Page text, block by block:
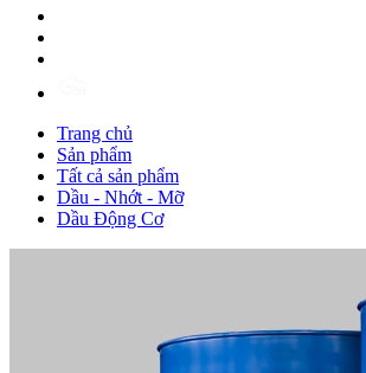
Trang chủ
Sản phẩm
Tất cả sản phẩm
Dầu - Nhớt - Mỡ
Dầu Động Cơ